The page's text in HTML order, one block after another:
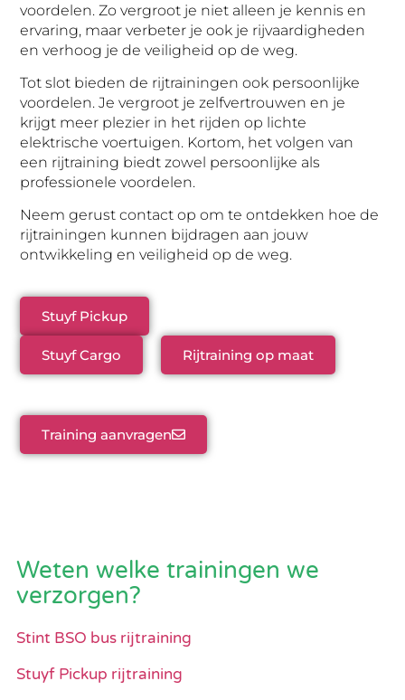
voordelen. Zo vergroot je niet alleen je kennis en
ervaring, maar verbeter je ook je rijvaardigheden
en verhoog je de veiligheid op de weg.
Tot slot bieden de rijtrainingen ook persoonlijke
voordelen. Je vergroot je zelfvertrouwen en je
krijgt meer plezier in het rijden op lichte
elektrische voertuigen. Kortom, het volgen van
een rijtraining biedt zowel persoonlijke als
professionele voordelen.
Neem gerust contact op om te ontdekken hoe de
rijtrainingen kunnen bijdragen aan jouw
ontwikkeling en veiligheid op de weg.
Stuyf Pickup
Stuyf Cargo Rijtraining op maat
Training aanvragen
Weten welke trainingen we
verzorgen?
Stint BSO bus rijtraining
Stuyf Pickup rijtraining